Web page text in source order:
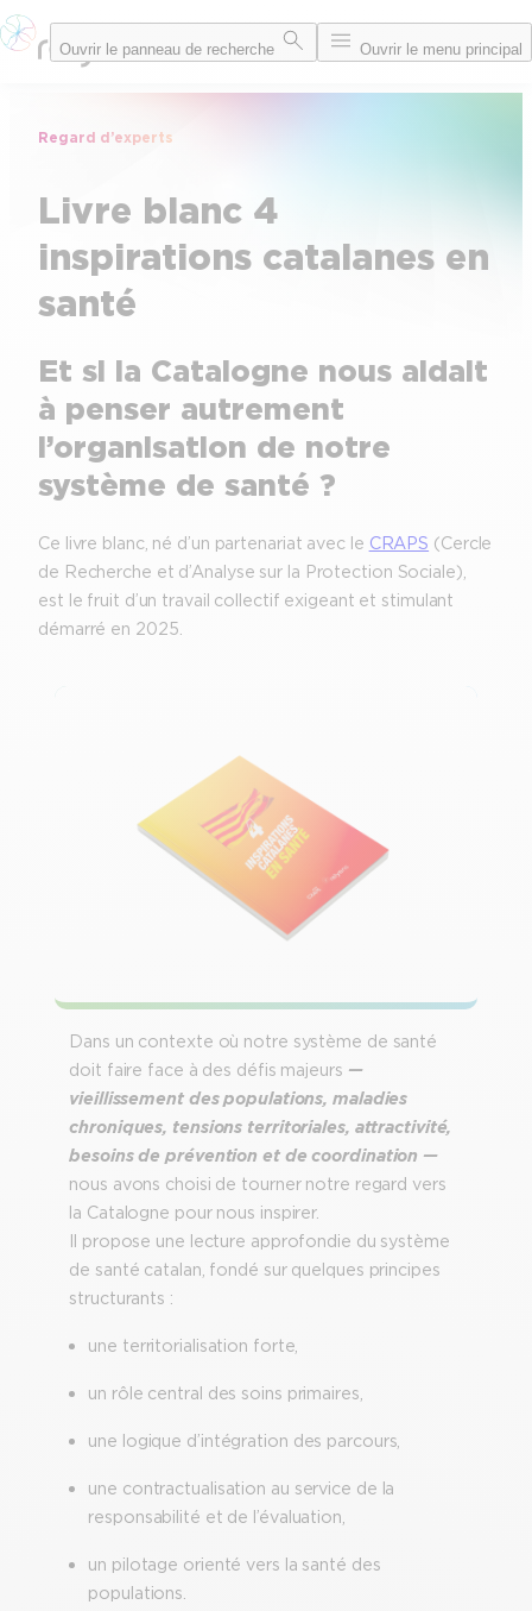
Aller
au
Ouvrir le panneau de recherche Ouvrir le menu principal
Regard d’experts
Livre blanc 4
inspirations catalanes en
santé
Et si la Catalogne nous aidait
à penser autrement
l’organisation de notre
système de santé ?
Ce livre blanc, né d’un partenariat avec le CRAPS (Cercle
de Recherche et d’Analyse sur la Protection Sociale),
est le fruit d’un travail collectif exigeant et stimulant
démarré en 2025.
Dans un contexte où notre système de santé
doit faire face à des défis majeurs —
vieillissement des populations, maladies
chroniques, tensions territoriales, attractivité,
besoins de prévention et de coordination —
nous avons choisi de tourner notre regard vers
la Catalogne pour nous inspirer.
Il propose une lecture approfondie du système
de santé catalan, fondé sur quelques principes
structurants :
une territorialisation forte,
un rôle central des soins primaires,
une logique d’intégration des parcours,
une contractualisation au service de la
responsabilité et de l’évaluation,
un pilotage orienté vers la santé des
populations.